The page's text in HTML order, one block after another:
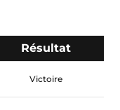
Résultat
Victoire